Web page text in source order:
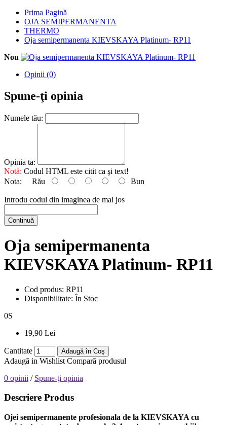
Prima Pagină
OJA SEMIPERMANENTA
THERMO
Oja semipermanenta KIEVSKAYA Platinum- RP11
Nou
Opinii (0)
Spune-ţi opinia
Numele tău:
Opinia ta:
Notă: Codul HTML este citit ca şi text!
Nota: Rău Bun
Introdu codul din imaginea de mai jos
Continuă
Oja semipermanenta
KIEVSKAYA Platinum- RP11
Cod produs: RP11
Disponibilitate: În Stoc
0S
19,90 Lei
Cantitate Adaugă în Coş
Adaugă in Wishlist Compară produsul
0 opinii / Spune-ţi opinia
Descriere Produs
Ojei semipermanente profesionala de la KIEVSKAYA cu